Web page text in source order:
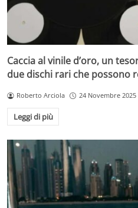
Caccia al vinile d’oro, un
due dischi rari che possono
Roberto Arciola 24 Novembre 2025
Leggi di più